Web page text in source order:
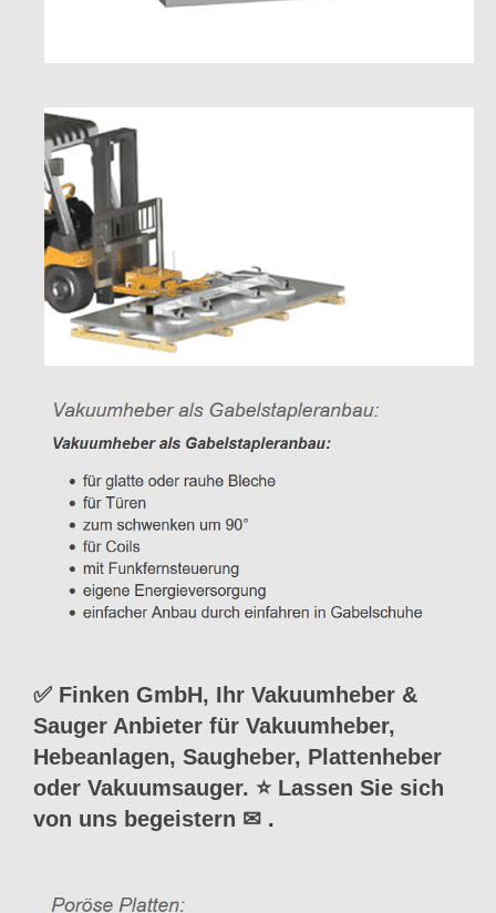
✅ Finken GmbH, Ihr Vakuumheber &
Sauger Anbieter für Vakuumheber,
Hebeanlagen, Saugheber, Plattenheber
oder Vakuumsauger. ⭐ Lassen Sie sich
von uns begeistern ✉ .